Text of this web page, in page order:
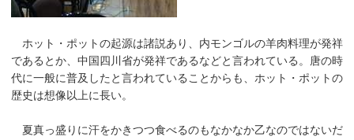
ホット・ポットの起源は諸説あり、内モンゴルの羊肉料理が発祥
であるとか、中国四川省が発祥であるなどと言われている。唐の時
代に一般に普及したと言われていることからも、ホット・ポットの
歴史は想像以上に長い。
夏真っ盛りに汗をかきつつ食べるのもなかなか乙なのではないだ